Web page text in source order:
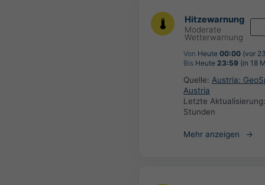
Hitzewarnung
Moderate
Wetterwarnung
Von Heute 00:00 (vor
Bis Heute 23:59 (in 18
Quelle: Austria:
Austria
Letzte
Stunden
Mehr anzeigen